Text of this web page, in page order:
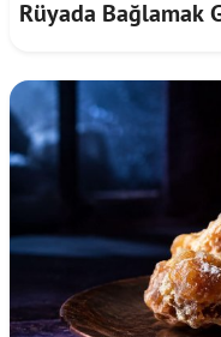
Rüyada Bağlamak